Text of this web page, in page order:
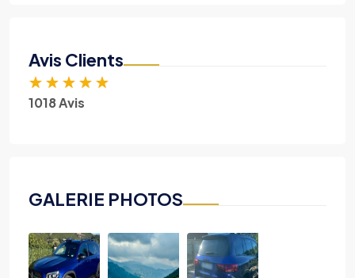
Avis Clients
★ ★ ★ ★ ★
1018 Avis
GALERIE PHOTOS